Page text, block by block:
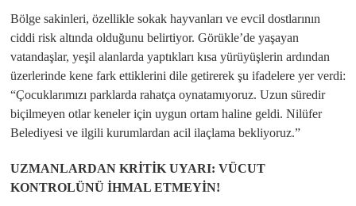
Bölge sakinleri, özellikle sokak hayvanları ve evcil dostlarının
ciddi risk altında olduğunu belirtiyor. Görükle’de yaşayan
vatandaşlar, yeşil alanlarda yaptıkları kısa yürüyüşlerin ardından
üzerlerinde kene fark ettiklerini dile getirerek şu ifadelere yer verdi:
​“Çocuklarımızı parklarda rahatça oynatamıyoruz. Uzun süredir
biçilmeyen otlar keneler için uygun ortam haline geldi. Nilüfer
Belediyesi ve ilgili kurumlardan acil ilaçlama bekliyoruz.”
​UZMANLARDAN KRİTİK UYARI: VÜCUT
KONTROLÜNÜ İHMAL ETMEYİN!